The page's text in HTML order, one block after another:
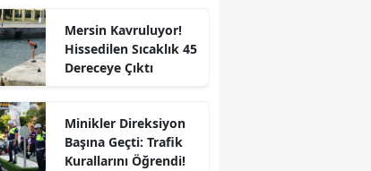
Mersin Kavruluyor!
Hissedilen Sıcaklık 45
Dereceye Çıktı
Minikler Direksiyon
Başına Geçti: Trafik
Kurallarını Öğrendi!